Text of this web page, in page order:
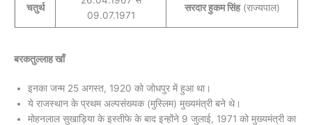
चतुर्थ
09.07.1971
सरदार हुकम सिंह(राज्यपाल)
बरकतुल्लाह खाँ
इनका जन्म 25 अगस्त, 1920 को जोधपुर में हुआ था।
ये राजस्थान के प्रथम अल्पसंख्यक (मुस्लिम) मुख्यमंत्री बने थे।
मोहनलाल सुखाड़िया के इस्तीफे के बाद इन्होंने 9 जुलाई, 1971 को मुख्यमंत्री का